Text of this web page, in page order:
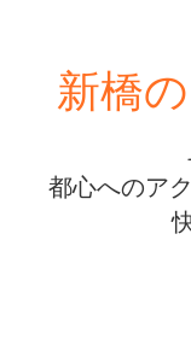
都心へのア